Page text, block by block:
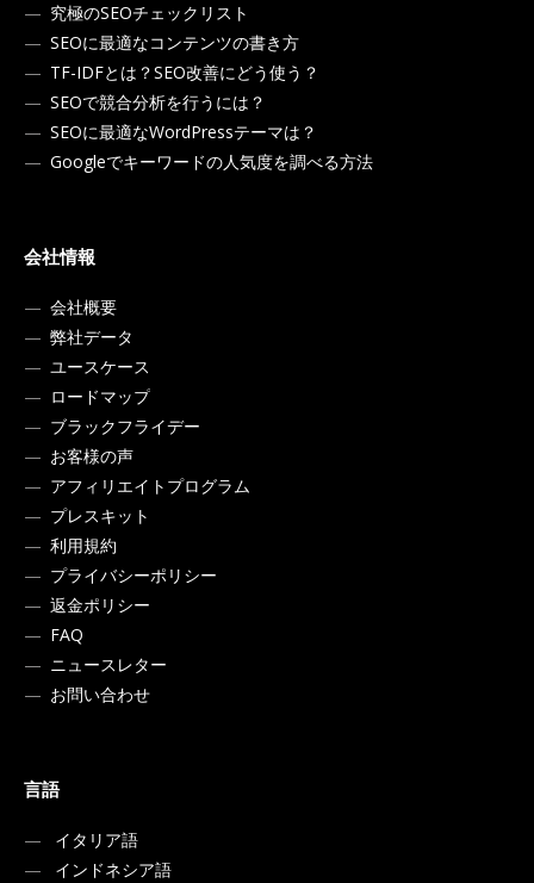
究極のSEOチェックリスト
SEOに最適なコンテンツの書き方
TF-IDFとは？SEO改善にどう使う？
SEOで競合分析を行うには？
SEOに最適なWordPressテーマは？
Googleでキーワードの人気度を調べる方法
会社情報
会社概要
弊社データ
ユースケース
ロードマップ
ブラックフライデー
お客様の声
アフィリエイトプログラム
プレスキット
利用規約
プライバシーポリシー
返金ポリシー
FAQ
ニュースレター
お問い合わせ
言語
イタリア語
インドネシア語